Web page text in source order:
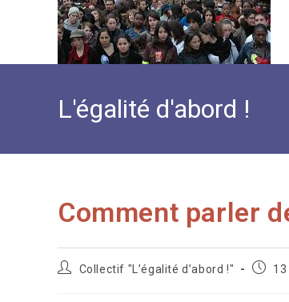
L'égalité d'abord !
Comment parler
Auteur/autrice
Collectif "L’égalité d’abord !"